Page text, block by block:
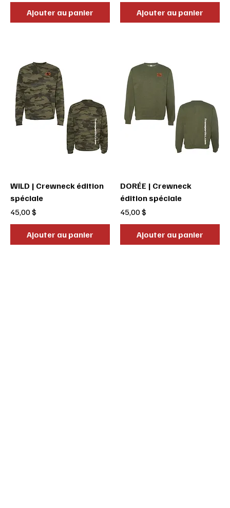
Ajouter au panier Ajouter au panier
WILD | Crewneck édition
spéciale
Prix
45,00 $
Ajouter au panier
DORÉE | Crewneck
édition spéciale
Prix
45,00 $
Ajouter au panier